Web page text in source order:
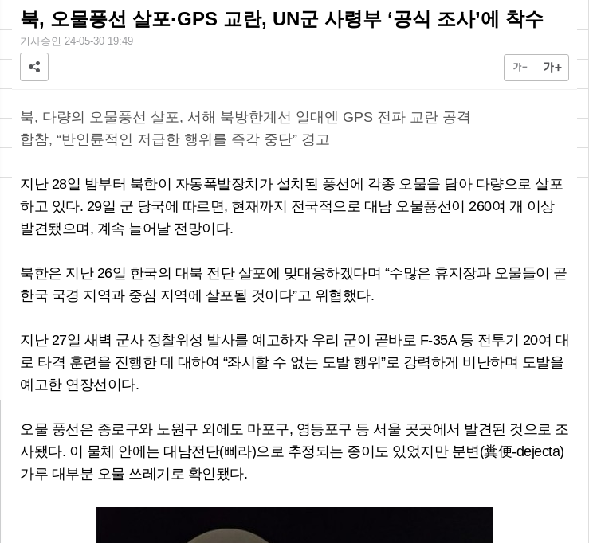
메
북, 오물풍선 살포·GPS 교란, UN군 사령부 ‘공식 조사’에 착수
기사승인 24-05-30 19:49
북, 다량의 오물풍선 살포, 서해 북방한계선 일대엔 GPS 전파 교란 공격
합참, “반인륜적인 저급한 행위를 즉각 중단” 경고
지난 28일 밤부터 북한이 자동폭발장치가 설치된 풍선에 각종 오물을 담아 다량으로 살포
하고 있다. 29일 군 당국에 따르면, 현재까지 전국적으로 대남 오물풍선이 260여 개 이상
발견됐으며, 계속 늘어날 전망이다.
북한은 지난 26일 한국의 대북 전단 살포에 맞대응하겠다며 “수많은 휴지장과 오물들이 곧
한국 국경 지역과 중심 지역에 살포될 것이다”고 위협했다.
지난 27일 새벽 군사 정찰위성 발사를 예고하자 우리 군이 곧바로 F-35A 등 전투기 20여 대
로 타격 훈련을 진행한 데 대하여 “좌시할 수 없는 도발 행위”로 강력하게 비난하며 도발을
예고한 연장선이다.
오물 풍선은 종로구와 노원구 외에도 마포구, 영등포구 등 서울 곳곳에서 발견된 것으로 조
사됐다. 이 물체 안에는 대남전단(삐라)으로 추정되는 종이도 있었지만 분변(糞便-dejecta)
가루 대부분 오물 쓰레기로 확인됐다.
7월 소비자물가 2.8% 상승…석유류 오름
세 둔화에 3개월 만에 2%대
6월 온라인쇼핑 거래액 24.6조원…전년比
10.7%↑